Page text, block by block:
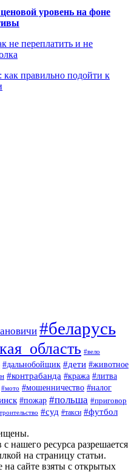
уровень на фоне
не переплатить и не
как правильно подойти к
#беларусь
#вело
#дальнобойщик #дети #животное
#контрабанда #кража #литва
#мото #мошенничество #налог
#пожар #польша #приговор
#суд #такси #футбол
нашего ресурса разрешается
на страницу статьи.
сайте взяты с открытых